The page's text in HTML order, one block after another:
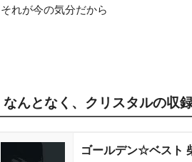
それが今の気分だから
なんとなく、クリスタルの収
ゴールデン☆ベスト